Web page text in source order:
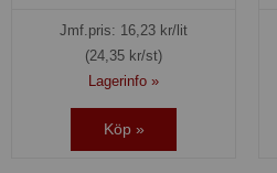
Jmf.pris: 16,23 kr/lit
(24,35 kr/st)
Lagerinfo »
Köp »